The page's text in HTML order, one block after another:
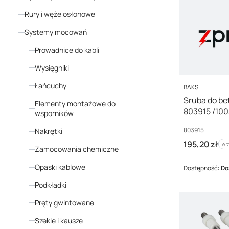
Rury i węże osłonowe
Systemy mocowań
Prowadnice do kabli
Wysięgniki
Łańcuchy
Elementy montażowe do
wsporników
Nakrętki
Zamocowania chemiczne
Opaski kablowe
Podkładki
Pręty gwintowane
Szekle i kausze
PRODUCENT
BAKS
Sruba do
803915 /
Kod producenta
803915
Cena brutto
195,20 zł w
w
Dostępność: